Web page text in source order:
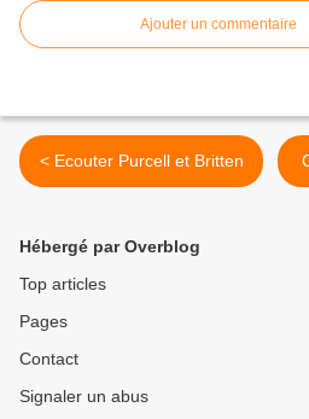
Ajouter un commentaire
< Ecouter Purcell et Britten
Hébergé par Overblog
Top articles
Pages
Contact
Signaler un abus